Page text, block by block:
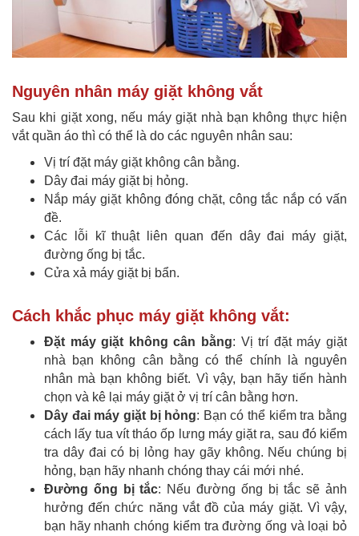
Nguyên nhân máy giặt không vắt
Sau khi giặt xong, nếu máy giặt nhà bạn không thực hiện
vắt quần áo thì có thể là do các nguyên nhân sau:
Vị trí đặt máy giặt không cân bằng.
Dây đai máy giặt bị hỏng.
Nắp máy giặt không đóng chặt, công tắc nắp có vấn
đề.
Các lỗi kĩ thuật liên quan đến dây đai máy giặt,
đường ống bị tắc.
Cửa xả máy giặt bị bẩn.
Cách khắc phục máy giặt không vắt:
Đặt máy giặt không cân bằng: Vị trí đặt máy giặt
nhà bạn không cân bằng có thể chính là nguyên
nhân mà bạn không biết. Vì vậy, bạn hãy tiến hành
chọn và kê lại máy giặt ở vị trí cân bằng hơn.
Dây đai máy giặt bị hỏng: Bạn có thể kiểm tra bằng
cách lấy tua vít tháo ốp lưng máy giặt ra, sau đó kiểm
tra dây đai có bị lỏng hay gãy không. Nếu chúng bị
hỏng, bạn hãy nhanh chóng thay cái mới nhé.
Đường ống bị tắc: Nếu đường ống bị tắc sẽ ảnh
hưởng đến chức năng vắt đồ của máy giặt. Vì vậy,
bạn hãy nhanh chóng kiểm tra đường ống và loại bỏ